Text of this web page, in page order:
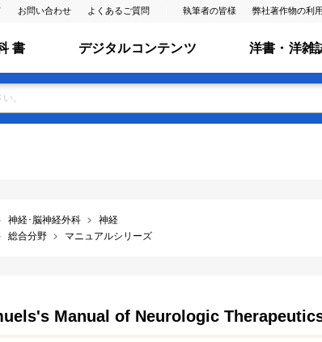
お問い合わせ よくあるご質問 執筆者の皆様 弊社著作物の利
書 デジタルコンテンツ 洋書・洋雑
神経･脳神経外科
神経
総合分野 マニュアルシリーズ
Manual of Neurologic